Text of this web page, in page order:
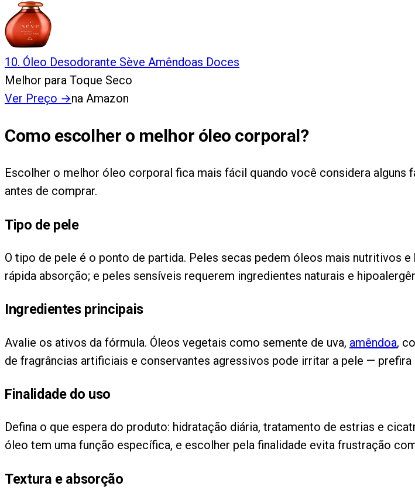
10. Óleo Desodorante Sève Amêndoas Doces
Melhor para Toque Seco
Ver Preço →na Amazon
Como escolher o melhor óleo corporal?
Escolher o melhor óleo corporal fica mais fácil quando você considera alguns
antes de comprar.
Tipo de pele
O tipo de pele é o ponto de partida. Peles secas pedem óleos mais nutritivos
rápida absorção; e peles sensíveis requerem ingredientes naturais e
Ingredientes principais
Avalie os ativos da fórmula. Óleos vegetais como semente de uva, amêndoa,
de fragrâncias artificiais e conservantes agressivos pode irritar a pele —
Finalidade do uso
Defina o que espera do produto: hidratação diária, tratamento de estrias e
óleo tem uma função específica, e escolher pela finalidade evita frustração
Textura e absorção